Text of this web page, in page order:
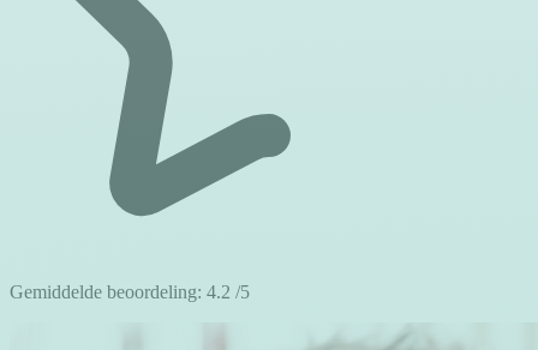
Gemiddelde beoordeling: 4.2 /5